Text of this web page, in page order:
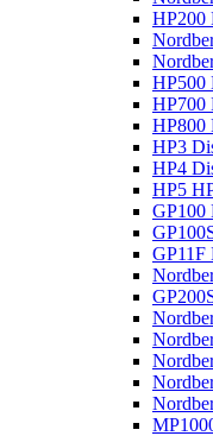
HP200
HP500
HP700
HP800
HP3
HP4
HP5
GP100
GP11F